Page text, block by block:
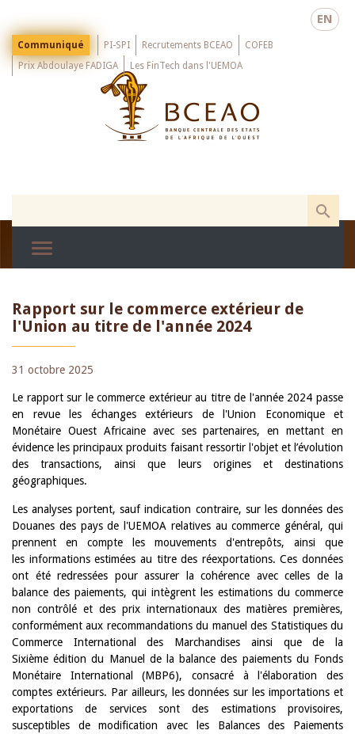
main
EN
Menu
Top
Communiqué PI-SPI Recrutements BCEAO
COFEB
Prix Abdoulaye FADIGA
Les FinTech dans l'UEMOA
Rapport sur le commerce extérieur de
l'Union au titre de l'année 2024
31 octobre 2025
Le rapport sur le commerce extérieur au titre de l'année 2024 passe
en revue les échanges extérieurs de l'Union Economique et
Monétaire Ouest Africaine avec ses partenaires, en mettant en
évidence les principaux produits faisant ressortir l'objet et l’évolution
des transactions, ainsi que leurs origines et destinations
géographiques.
Les analyses portent, sauf indication contraire, sur les données des
Douanes des pays de l'UEMOA relatives au commerce général, qui
prennent en compte les mouvements d'entrepôts, ainsi que
les informations estimées au titre des réexportations. Ces données
ont été redressées pour assurer la cohérence avec celles de la
balance des paiements, qui intègrent les estimations du commerce
non contrôlé et des prix internationaux des matières premières,
conformément aux recommandations du manuel des Statistiques du
Commerce International des Marchandises ainsi que de la
Sixième édition du Manuel de la balance des paiements du Fonds
Monétaire International (MBP6), consacré à l'élaboration des
comptes extérieurs. Par ailleurs, les données sur les importations et
exportations de services sont des estimations provisoires,
susceptibles de modification avec les Balances des Paiements